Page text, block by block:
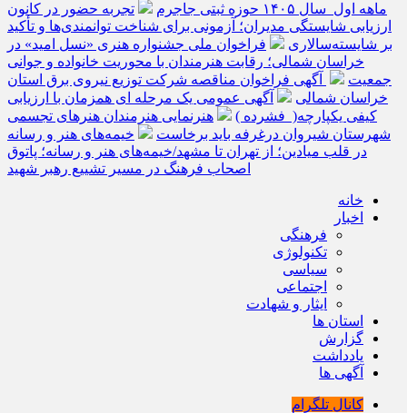
ماهه اول سال ۱۴۰۵ حوزه ثبتی جاجرم
تجربه حضور در کانون
ارزیابی شایستگی مدیران؛ آزمونی برای شناخت توانمندی‌ها و تأکید
بر شایسته‌سالاری
فراخوان ملی جشنواره هنری «نسل امید» در
خراسان شمالی؛ رقابت هنرمندان با محوریت خانواده و جوانی
جمعیت
آگهی فراخوان مناقصه شرکت توزیع نیروی برق استان
خراسان شمالی
آگهی عمومی یک مرحله ای همزمان با ارزیابی
کیفی یکپارچه( فشرده )
هنرنمایی هنرمندان هنرهای تجسمی
شهرستان شیروان درغرفه باید برخاست
خیمه‌های هنر و رسانه
در قلب میادین؛ از تهران تا مشهد/خیمه‌های هنر و رسانه؛ پاتوق
اصحاب فرهنگ در مسیر تشییع رهبر شهید
خانه
اخبار
فرهنگی
تکنولوژی
سیاسی
اجتماعی
ایثار و شهادت
استان ها
گزارش
یادداشت
آگهی ها
کانال تلگرام